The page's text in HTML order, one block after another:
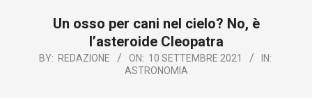
Un osso per cani nel cielo? No, è
l’asteroide Cleopatra
BY: REDAZIONE ON: 10 SETTEMBRE 2021
IN:
ASTRONOMIA